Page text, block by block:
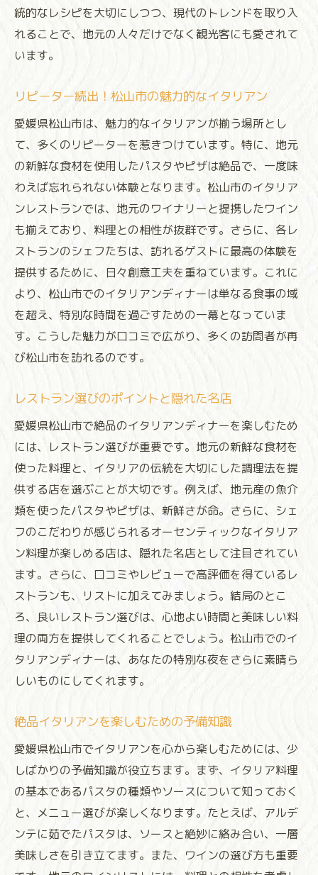
リラックスできるカジュアルな空間
デートに最適なロマンチックなレストラン
四季折々の景色を楽しむテラス席
シックで落ち着いた大人の空間
一皿
季節限定メニューで楽しむ旬の味覚
独創的なイタリアンが生み出す新しい味
デザートまで妥協しない本格的な料理
シェフのサプライズメニューで感動を
異国情緒を感じるエスニック風イタリアン
ベジタリアンも満足の絶品野菜料理
愛媛県松山市で堪能するイタリアンの真髄
地元に根付くイタリアン文化の進化
一度は訪れたい松山市の定番イタリアン
職人技が光るパスタとピザの極み
観光客も満足するイタリアンの魅力
愛媛の自然を感じるイタリアン料理
統的なレシピを大切にしつつ、現代のトレンドを取り入
れることで、地元の人々だけでなく観光客にも愛されて
います。
リピーター続出！松山市の魅力的なイタリアン
愛媛県松山市は、魅力的なイタリアンが揃う場所とし
て、多くのリピーターを惹きつけています。特に、地元
の新鮮な食材を使用したパスタやピザは絶品で、一度味
わえば忘れられない体験となります。松山市のイタリア
ンレストランでは、地元のワイナリーと提携したワイン
も揃えており、料理との相性が抜群です。さらに、各レ
ストランのシェフたちは、訪れるゲストに最高の体験を
提供するために、日々創意工夫を重ねています。これに
より、松山市でのイタリアンディナーは単なる食事の域
を超え、特別な時間を過ごすための一幕となっていま
す。こうした魅力が口コミで広がり、多くの訪問者が再
び松山市を訪れるのです。
レストラン選びのポイントと隠れた名店
愛媛県松山市で絶品のイタリアンディナーを楽しむため
には、レストラン選びが重要です。地元の新鮮な食材を
使った料理と、イタリアの伝統を大切にした調理法を提
供する店を選ぶことが大切です。例えば、地元産の魚介
類を使ったパスタやピザは、新鮮さが命。さらに、シェ
フのこだわりが感じられるオーセンティックなイタリア
ン料理が楽しめる店は、隠れた名店として注目されてい
ます。さらに、口コミやレビューで高評価を得ているレ
ストランも、リストに加えてみましょう。結局のとこ
ろ、良いレストラン選びは、心地よい時間と美味しい料
理の両方を提供してくれることでしょう。松山市でのイ
タリアンディナーは、あなたの特別な夜をさらに素晴ら
しいものにしてくれます。
絶品イタリアンを楽しむための予備知識
愛媛県松山市でイタリアンを心から楽しむためには、少
しばかりの予備知識が役立ちます。まず、イタリア料理
の基本であるパスタの種類やソースについて知っておく
と、メニュー選びが楽しくなります。たとえば、アルデ
ンテに茹でたパスタは、ソースと絶妙に絡み合い、一層
美味しさを引き立てます。また、ワインの選び方も重要